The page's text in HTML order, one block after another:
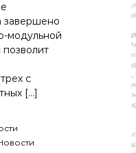
завершено
модульной
позволит
с
[…]